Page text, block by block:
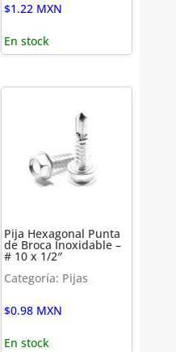
$1.22 MXN
En stock
Pija Hexagonal Punta
de Broca Inoxidable –
# 10 x 1/2″
Categoría: Pijas
$0.98 MXN
En stock